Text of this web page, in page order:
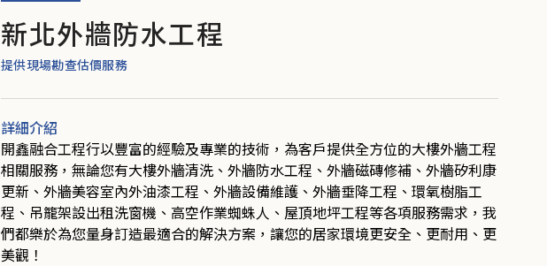
新北外牆防水工程
提供現場勘查估價服務
詳細介紹
開鑫融合工程行以豐富的經驗及專業的技術，為客戶提供全方位的大樓外牆工程
相關服務，無論您有大樓外牆清洗、外牆防水工程、外牆磁磚修補、外牆矽利康
更新、外牆美容室內外油漆工程、外牆設備維護、外牆垂降工程、環氧樹脂工
程、吊籠架設出租洗窗機、高空作業蜘蛛人、屋頂地坪工程等各項服務需求，我
們都樂於為您量身訂造最適合的解決方案，讓您的居家環境更安全、更耐用、更
美觀！